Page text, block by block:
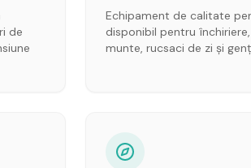
de
Echipament de calitate
disponibil pentru
munte, rucsaci de zi și